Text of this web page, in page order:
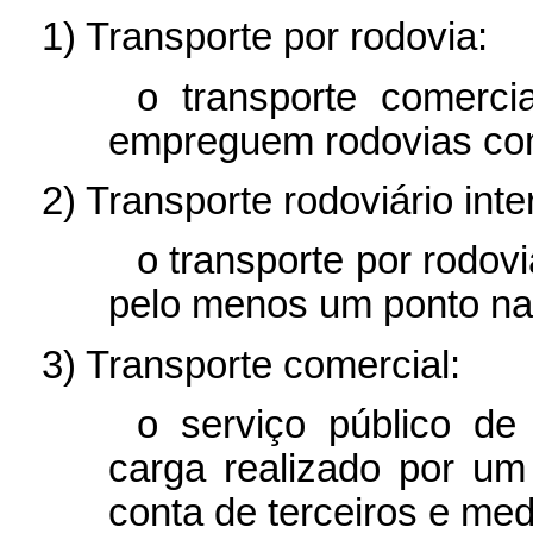
1) Transporte por rodovia:
o transporte
empreguem rodovias
2) Transporte rodoviário
o transporte por
pelo menos um ponto
3) Transporte comercial:
o serviço público de
carga realizado por
conta de terceiros e